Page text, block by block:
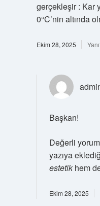
gerçekleşir : Kar
0°C’nin altında
Ekim 28, 2025
Başkan!
Değerli
yazıya
estetikhem
Ekim 28, 2025